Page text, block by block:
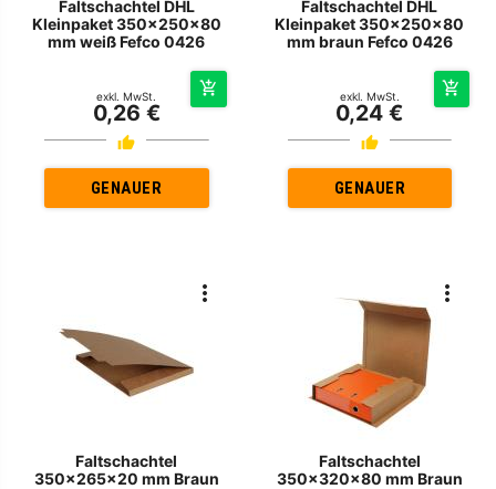
Faltschachtel DHL
Kleinpaket 350x250x80
mm weiß Fefco 0426
exkl. MwSt.
0,26 €
GENAUER
Faltschachtel DHL
Kleinpaket 350x250x80
mm braun Fefco 0426
exkl. MwSt.
0,24 €
GENAUER
Faltschachtel
350x265x20 mm Braun
Faltschachtel
350x320x80 mm Braun